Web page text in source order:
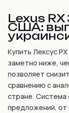
Lexus
США:
Купить Лексус
заметно ниже,
позволяет
сравнению с
стране. Система
предложений, от